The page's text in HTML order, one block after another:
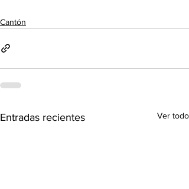
Cantón
Entradas recientes Ver todo